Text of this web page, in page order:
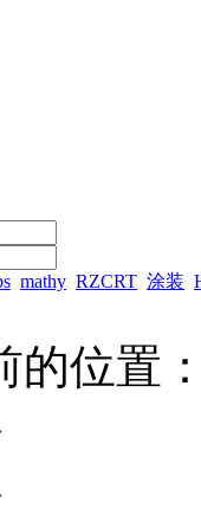
mathy RZCRT 涂装
的位置：